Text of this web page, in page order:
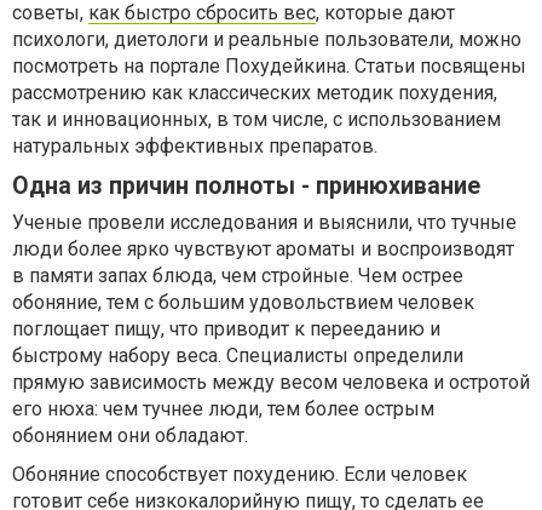
советы, как быстро сбросить вес, которые дают
психологи, диетологи и реальные пользователи, можно
посмотреть на портале Похудейкина. Статьи посвящены
рассмотрению как классических методик похудения,
так и инновационных, в том числе, с использованием
натуральных эффективных препаратов.
Одна из причин полноты - принюхивание
Ученые провели исследования и выяснили, что тучные
люди более ярко чувствуют ароматы и воспроизводят
в памяти запах блюда, чем стройные. Чем острее
обоняние, тем с большим удовольствием человек
поглощает пищу, что приводит к перееданию и
быстрому набору веса. Специалисты определили
прямую зависимость между весом человека и остротой
его нюха: чем тучнее люди, тем более острым
обонянием они обладают.
Обоняние способствует похудению. Если человек
готовит себе низкокалорийную пищу, то сделать ее